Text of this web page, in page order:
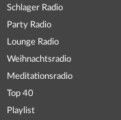
Schlager Radio
Party Radio
Lounge Radio
Weihnachtsradio
Meditationsradio
Top 40
Playlist